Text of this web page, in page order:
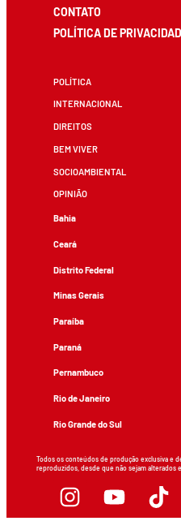
CONTATO
POLÍTICA DE
POLÍTICA
INTERNACIONAL
DIREITOS
BEM VIVER
SOCIOAMBIENTAL
OPINIÃO
Bahia
Ceará
Distrito Federal
Minas Gerais
Paraíba
Paraná
Pernambuco
Rio de Janeiro
Rio Grande do Sul
Todos os conteúdos de produção exclusiva e
reproduzidos, desde que não sejam alterados